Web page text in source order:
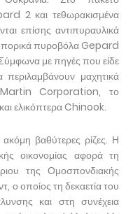
2 και τεθωρακισμένα
επίσης αντιπυραυλικά
πυροβόλα Gepard
με πηγές που είδε
μαχητικά
Corporation, το
ελικόπτερα Chinook.
βαθύτερες ρίζες. Η
οικονομίας αφορά τη
της Ομοσπονδιακής
ο οποίος τη δεκαετία του
και στη συνέχεια